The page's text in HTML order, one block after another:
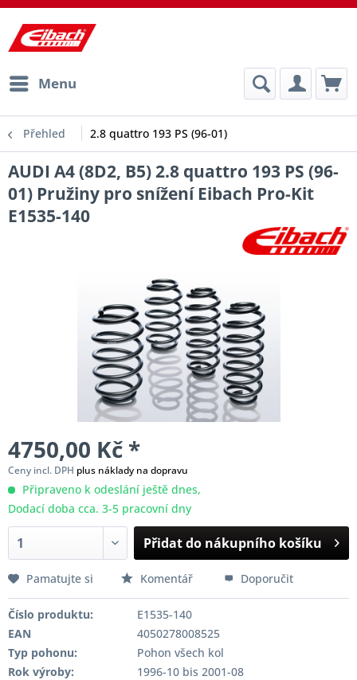
Menu
Přehled 2.8 quattro 193 PS (96-01)
AUDI A4 (8D2, B5) 2.8 quattro 193 PS (96-
01) Pružiny pro snížení Eibach Pro-Kit
E1535-140
4750,00 Kč *
Ceny incl. DPH plus náklady na dopravu
Připraveno k odeslání ještě dnes,
Dodací doba cca. 3-5 pracovní dny
Přidat do nákupního košíku
Pamatujte si Komentář Doporučit
Číslo produktu:
E1535-140
EAN
4050278008525
Typ pohonu:
Pohon všech kol
Rok výroby:
1996-10 bis 2001-08